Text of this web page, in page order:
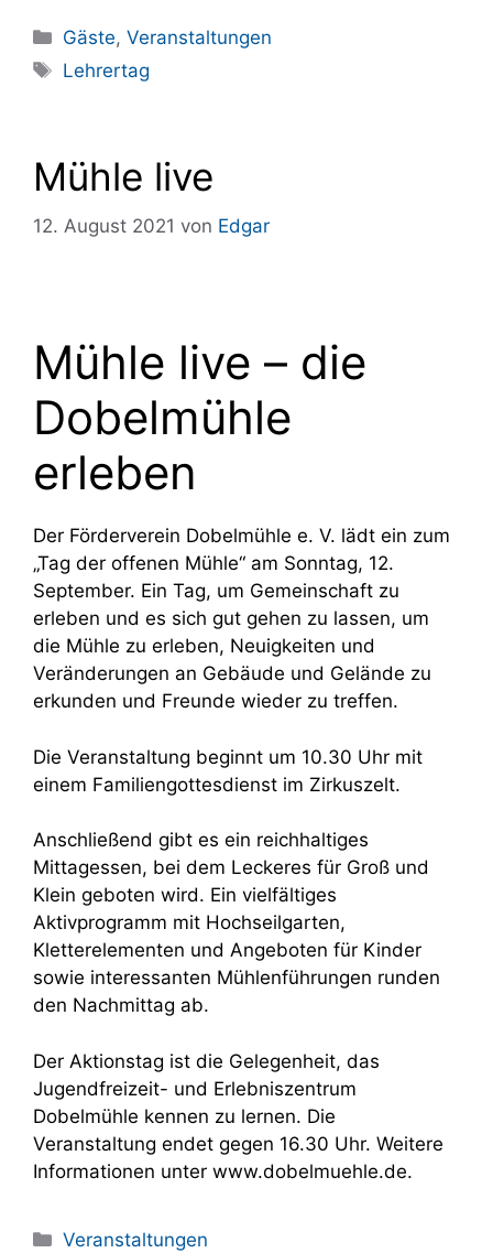
Kategorien
Gäste,Veranstaltungen
Schlagwörter
Lehrertag
Mühle live
12. August 2021 von Edgar
Mühle live – die
Dobelmühle
erleben
Der Förderverein Dobelmühle e. V. lädt ein zum
„Tag der offenen Mühle“ am Sonntag, 12.
September. Ein Tag, um Gemeinschaft zu
erleben und es sich gut gehen zu lassen, um
die Mühle zu erleben, Neuigkeiten und
Veränderungen an Gebäude und Gelände zu
erkunden und Freunde wieder zu treffen.
Die Veranstaltung beginnt um 10.30 Uhr mit
einem Familiengottesdienst im Zirkuszelt.
Anschließend gibt es ein reichhaltiges
Mittagessen, bei dem Leckeres für Groß und
Klein geboten wird. Ein vielfältiges
Aktivprogramm mit Hochseilgarten,
Kletterelementen und Angeboten für Kinder
sowie interessanten Mühlenführungen runden
den Nachmittag ab.
Der Aktionstag ist die Gelegenheit, das
Jugendfreizeit- und Erlebniszentrum
Dobelmühle kennen zu lernen. Die
Veranstaltung endet gegen 16.30 Uhr. Weitere
Informationen unter www.dobelmuehle.de.
Kategorien
Veranstaltungen